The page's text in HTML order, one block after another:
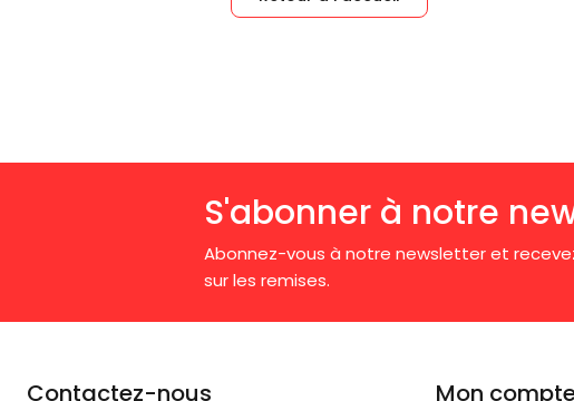
S'abonner à notre
Abonnez-vous à notre newsletter et
sur les remises.
Contactez-nous Mon